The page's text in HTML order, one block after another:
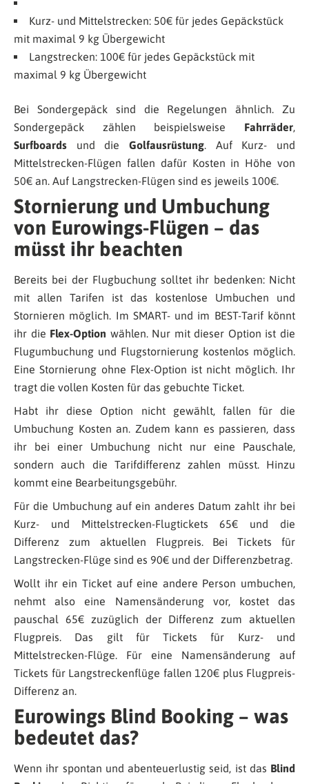
Kurz- und Mittelstrecken: 50€ für jedes Gepäckstück
mit maximal 9 kg Übergewicht
Langstrecken: 100€ für jedes Gepäckstück mit
maximal 9 kg Übergewicht
Bei Sondergepäck sind die Regelungen ähnlich. Zu
Sondergepäck zählen beispielsweise Fahrräder,
Surfboards und die Golfausrüstung. Auf Kurz- und
Mittelstrecken-Flügen fallen dafür Kosten in Höhe von
50€ an. Auf Langstrecken-Flügen sind es jeweils 100€.
Stornierung und Umbuchung
von Eurowings-Flügen – das
müsst ihr beachten
Bereits bei der Flugbuchung solltet ihr bedenken: Nicht
mit allen Tarifen ist das kostenlose Umbuchen und
Stornieren möglich. Im SMART- und im BEST-Tarif könnt
ihr die Flex-Option wählen. Nur mit dieser Option ist die
Flugumbuchung und Flugstornierung kostenlos möglich.
Eine Stornierung ohne Flex-Option ist nicht möglich. Ihr
tragt die vollen Kosten für das gebuchte Ticket.
Habt ihr diese Option nicht gewählt, fallen für die
Umbuchung Kosten an. Zudem kann es passieren, dass
ihr bei einer Umbuchung nicht nur eine Pauschale,
sondern auch die Tarifdifferenz zahlen müsst. Hinzu
kommt eine Bearbeitungsgebühr.
Für die Umbuchung auf ein anderes Datum zahlt ihr bei
Kurz- und Mittelstrecken-Flugtickets 65€ und die
Differenz zum aktuellen Flugpreis. Bei Tickets für
Langstrecken-Flüge sind es 90€ und der Differenzbetrag.
Wollt ihr ein Ticket auf eine andere Person umbuchen,
nehmt also eine Namensänderung vor, kostet das
pauschal 65€ zuzüglich der Differenz zum aktuellen
Flugpreis. Das gilt für Tickets für Kurz- und
Mittelstrecken-Flüge. Für eine Namensänderung auf
Tickets für Langstreckenflüge fallen 120€ plus Flugpreis-
Differenz an.
Eurowings Blind Booking – was
bedeutet das?
Wenn ihr spontan und abenteuerlustig seid, ist das Blind